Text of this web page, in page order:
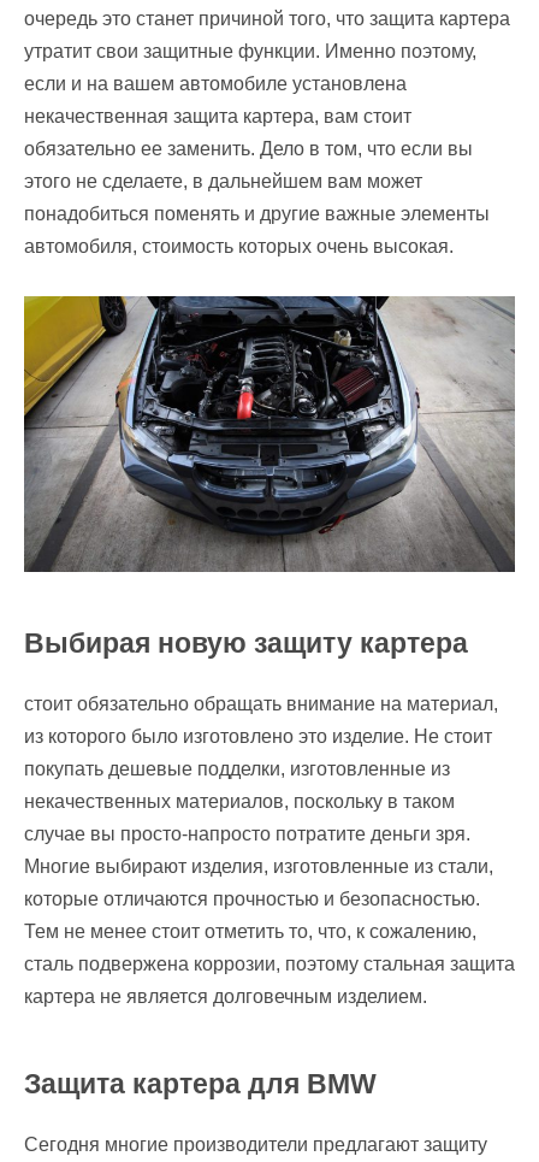
очередь это станет причиной того, что защита картера
утратит свои защитные функции. Именно поэтому,
если и на вашем автомобиле установлена
некачественная защита картера, вам стоит
обязательно ее заменить. Дело в том, что если вы
этого не сделаете, в дальнейшем вам может
понадобиться поменять и другие важные элементы
автомобиля, стоимость которых очень высокая.
Выбирая новую защиту картера
стоит обязательно обращать внимание на материал,
из которого было изготовлено это изделие. Не стоит
покупать дешевые подделки, изготовленные из
некачественных материалов, поскольку в таком
случае вы просто-напросто потратите деньги зря.
Многие выбирают изделия, изготовленные из стали,
которые отличаются прочностью и безопасностью.
Тем не менее стоит отметить то, что, к сожалению,
сталь подвержена коррозии, поэтому стальная защита
картера не является долговечным изделием.
Защита картера для BMW
Сегодня многие производители предлагают защиту